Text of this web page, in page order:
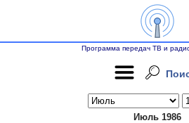
Программа передач ТВ и
Июль 1986